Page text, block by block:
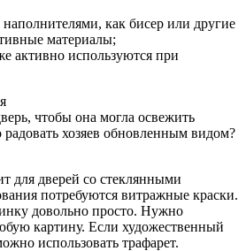
наполнителями, как бисер или другие
материалы;
активно используются при
чтобы она могла освежить
хозяев обновленным видом?
для дверей со стеклянными
потребуются витражные краски.
довольно просто. Нужно
картину. Если художественный
использовать трафарет.